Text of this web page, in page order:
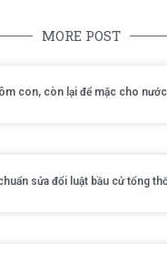
MORE POST
con, còn lại để mặc cho
sửa đổi luật bầu cử tổng